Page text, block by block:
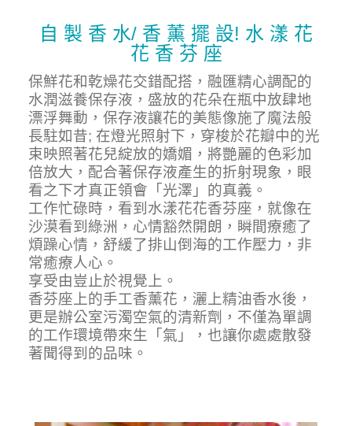
自 製 香 水/ 香 薰 擺 設! 水 漾 花
花 香 芬 座
保鮮花和乾燥花交錯配搭，融匯精心調配的
水潤滋養保存液，盛放的花朵在瓶中放肆地
漂浮舞動，保存液讓花的美態像施了魔法般
長駐如昔; 在燈光照射下，穿梭於花瓣中的光
束映照著花兒綻放的嬌媚，將艷麗的色彩加
倍放大，配合著保存液產生的折射現象，眼
看之下才真正領會「光澤」的真義 。
工作忙碌時，看到 水漾花花香芬座 ，就像在
沙漠看到 綠洲 ，心情豁然開朗，瞬間療癒了
煩躁心情，舒緩了排山倒海的工作壓力， 非
常癒療人心 。
享受由豈止於視覺上。
香芬座 上的手工香薰花，灑 上精油香水後，
更是辦公室污濁空氣的清新劑，不僅為單調
的工作環境帶來生 「 氣 」
，也讓你處處散發
著聞得到的品味。